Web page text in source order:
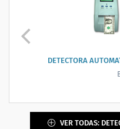
DETECTORA
VER TODAS: